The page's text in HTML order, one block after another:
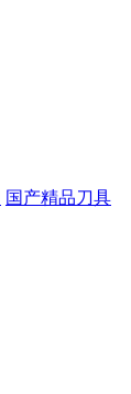
国产精品刀具